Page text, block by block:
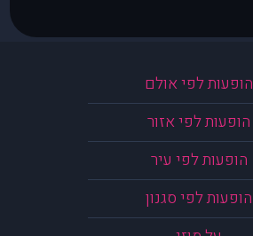
הופעות לפי אולם
הופעות לפי אזור
הופעות לפי עיר
הופעות לפי סגנון